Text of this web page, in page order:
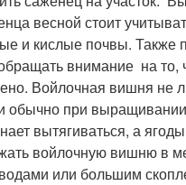
весной стоит
и кислые почвы. Также
внимание на то,
Войлочная вишня не
обычно при
вытягиваться, а
войлочную вишню в
или большим